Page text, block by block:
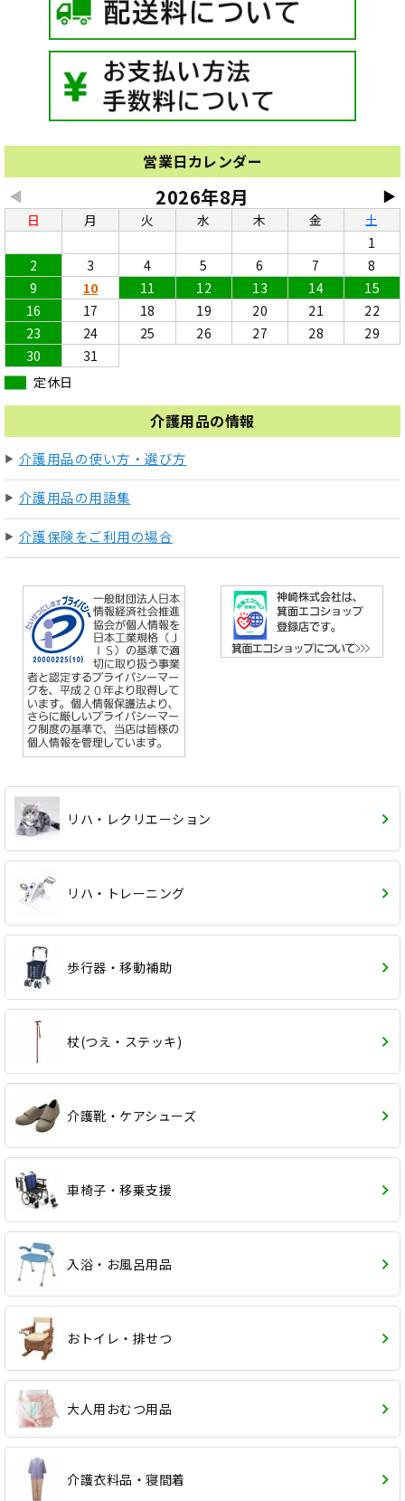
営業日カレンダー
◀ ▶
2026年8月
日 月 火 水 木 金
土
1
2
3 4 5 6 7
8
9
10 11 12 13 14
15
16
17 18 19 20 21
22
23
24 25 26 27 28
29
30
31
定休日
介護用品の情報
介護用品の使い方・選び方
介護用品の用語集
介護保険をご利用の場合
リハ・レクリエーション
リハ・トレーニング
歩行器・移動補助
杖(つえ・ステッキ)
介護靴・ケアシューズ
車椅子・移乗支援
入浴・お風呂用品
おトイレ・排せつ
大人用おむつ用品
介護衣料品・寝間着